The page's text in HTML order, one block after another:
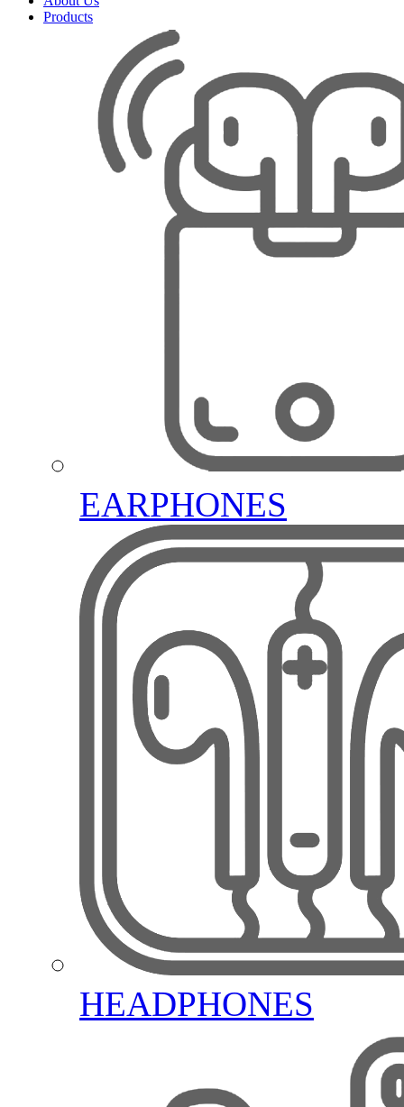
Products
EARPHONES
HEADPHONES